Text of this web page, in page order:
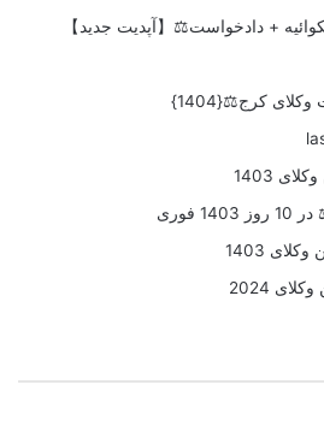
+ دادخواست⚖️【آپدیت جدید】
کرج⚖️{1404}
1403
1403
2024